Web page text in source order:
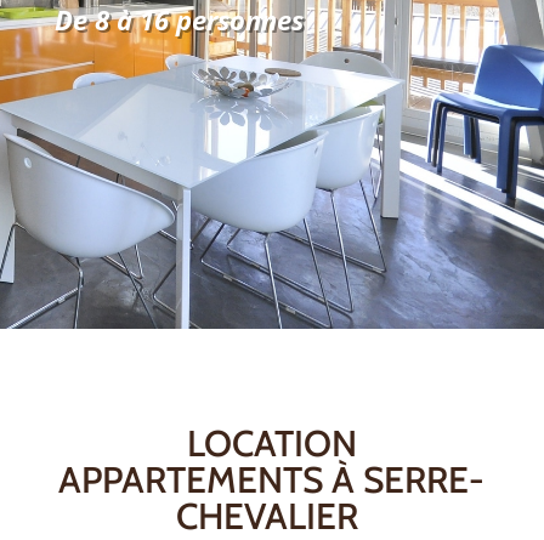
De 8 à 16 personnes
LOCATION
APPARTEMENTS À SERRE-
CHEVALIER